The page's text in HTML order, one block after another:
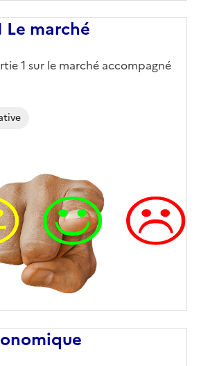
Le marché
1 sur le marché accompagné